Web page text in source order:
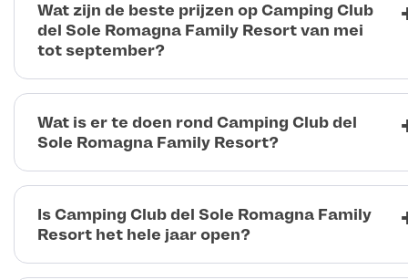
Wat zijn de beste prijzen op Camping Club
del Sole Romagna Family Resort van mei
tot september?
Wat is er te doen rond Camping Club del
Sole Romagna Family Resort?
Is Camping Club del Sole Romagna Family
Resort het hele jaar open?